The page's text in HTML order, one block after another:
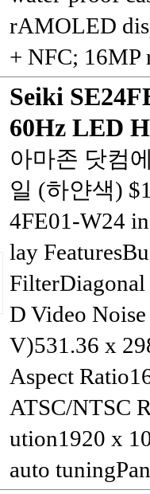
rAMOLED
+ NFC; 16MP
Seiki
60Hz LED
아마존 닷컴
일 (하얀색)
4FE01-W24
lay
D Video
V)531.36 x
Aspect
ATSC/NTSC
ution1920 x
auto